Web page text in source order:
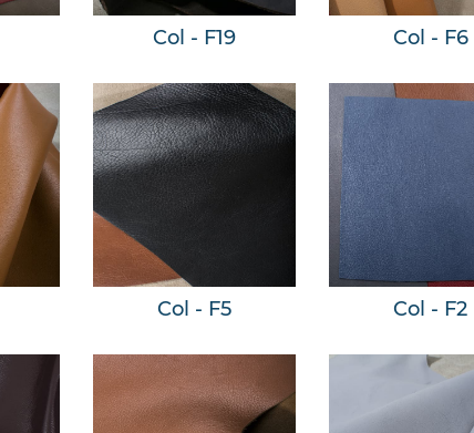
Col - F19 Col - F6
Col - F5 Col - F2